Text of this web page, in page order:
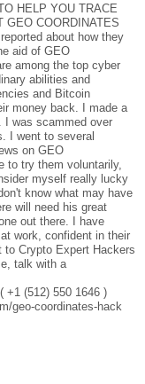
HELP YOU TRACE
GEO COORDINATES
about how they
aid of GEO
among the top cyber
abilities and
and Bitcoin
money back. I made a
I was scammed over
I went to several
on GEO
to try them voluntarily,
myself really lucky
know what may have
will need his great
out there. I have
work, confident in their
Crypto Expert Hackers
talk with a
+1 (512) 550 1646 )
geo-coordinates-hack